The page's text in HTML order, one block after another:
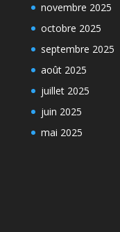
novembre 2025
octobre 2025
septembre 2025
août 2025
juillet 2025
juin 2025
mai 2025